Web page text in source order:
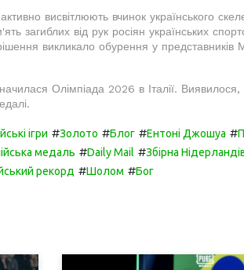
висвітлюють вчинок українського
загиблих від рук росіян українських
викликало обурення у представників
Олімпіада 2026 в Італії. Виявилося,
ігри #Золото #Блог #Ентоні Джошуа #
медаль #Daily Mail #Збірна
рекорд #Шолом #Бог